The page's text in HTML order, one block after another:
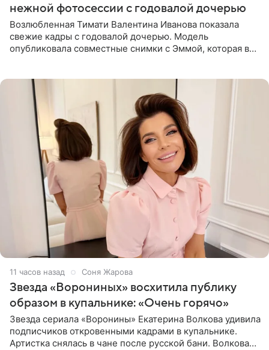
нежной фотосессии с годовалой дочерью
Возлюбленная Тимати Валентина Иванова показала
свежие кадры с годовалой дочерью. Модель
опубликовала совместные снимки с Эммой, которая в
11 часов назад Соня Жарова
Звезда «Ворониных» восхитила публику
образом в купальнике: «Очень горячо»
Звезда сериала «Воронины» Екатерина Волкова удивила
подписчиков откровенными кадрами в купальнике.
Артистка снялась в чане после русской бани. Волкова